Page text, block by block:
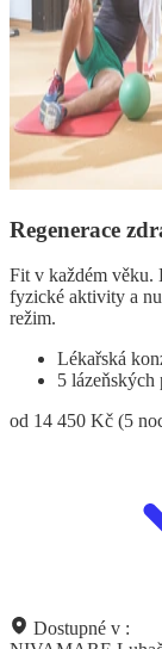
Regenerace
Fit v každém věku.
fyzické aktivity a
režim.
Lékařská
5 lázeňských
od 14 450 Kč (5
Dostupné v :